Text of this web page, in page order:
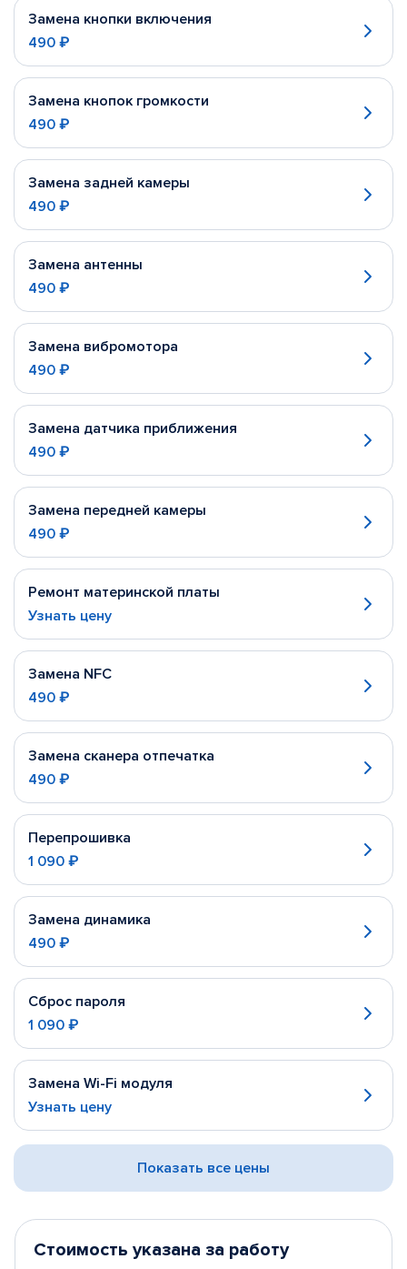
Замена кнопки включения
490 ₽
Замена кнопок громкости
490 ₽
Замена задней камеры
490 ₽
Замена антенны
490 ₽
Замена вибромотора
490 ₽
Замена датчика приближения
490 ₽
Замена передней камеры
490 ₽
Ремонт материнской платы
Узнать цену
Замена NFC
490 ₽
Замена сканера отпечатка
490 ₽
Перепрошивка
1 090 ₽
Замена динамика
490 ₽
Сброс пароля
1 090 ₽
Замена Wi-Fi модуля
Узнать цену
Показать все цены
Стоимость указана за работу